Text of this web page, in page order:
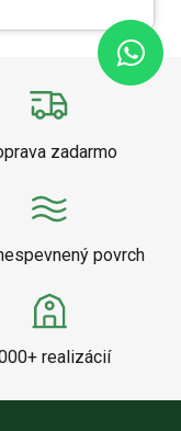
zadarmo
povrch
realizácií